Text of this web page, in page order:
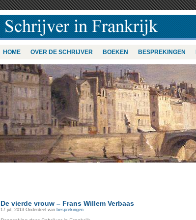
HOME OVER DE SCHRIJVER BOEKEN BESPREKINGEN
De vierde vrouw – Frans Willem Verbaas
17 jul, 2013 Onderdeel van besprekingen